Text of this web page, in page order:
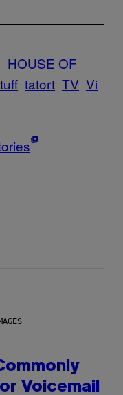
HOUSE OF
tatort TV Vi
Voicemail